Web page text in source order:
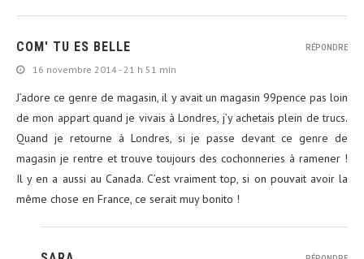
COM' TU ES BELLE
16 novembre 2014 - 21 h 51 min
J’adore ce genre de magasin, il y avait un magasin 99pence pas loin
de mon appart quand je vivais à Londres, j’y achetais plein de trucs.
Quand je retourne à Londres, si je passe devant ce genre de
magasin je rentre et trouve toujours des cochonneries à ramener !
Il y en a aussi au Canada. C’est vraiment top, si on pouvait avoir la
même chose en France, ce serait muy bonito !
RÉPONDRE